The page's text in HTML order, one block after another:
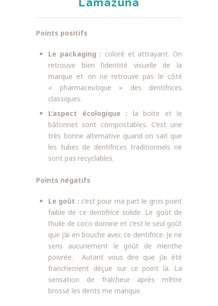
Points positifs
Le packaging : coloré et attrayant. On
retrouve bien l’identité visuelle de la
marque et on ne retrouve pas le côté
« pharmaceutique » des dentifrices
classiques.
L’aspect écologique : la boite et le
bâtonnet sont compostables. C’est une
très bonne alternative quand on sait que
les tubes de dentifrices traditionnels ne
sont pas recyclables.
Points négatifs
Le goût : c’est pour ma part le gros point
faible de ce dentifrice solide. Le goût de
l’huile de coco domine et c’est le seul goût
que j’ai en bouche avec ce dentifrice. Je ne
sens aucunement le goût de menthe
poivrée. Autant vous dire que j’ai été
franchement déçue sur ce point là. La
sensation de fraîcheur après m’être
brossé les dents me manque.